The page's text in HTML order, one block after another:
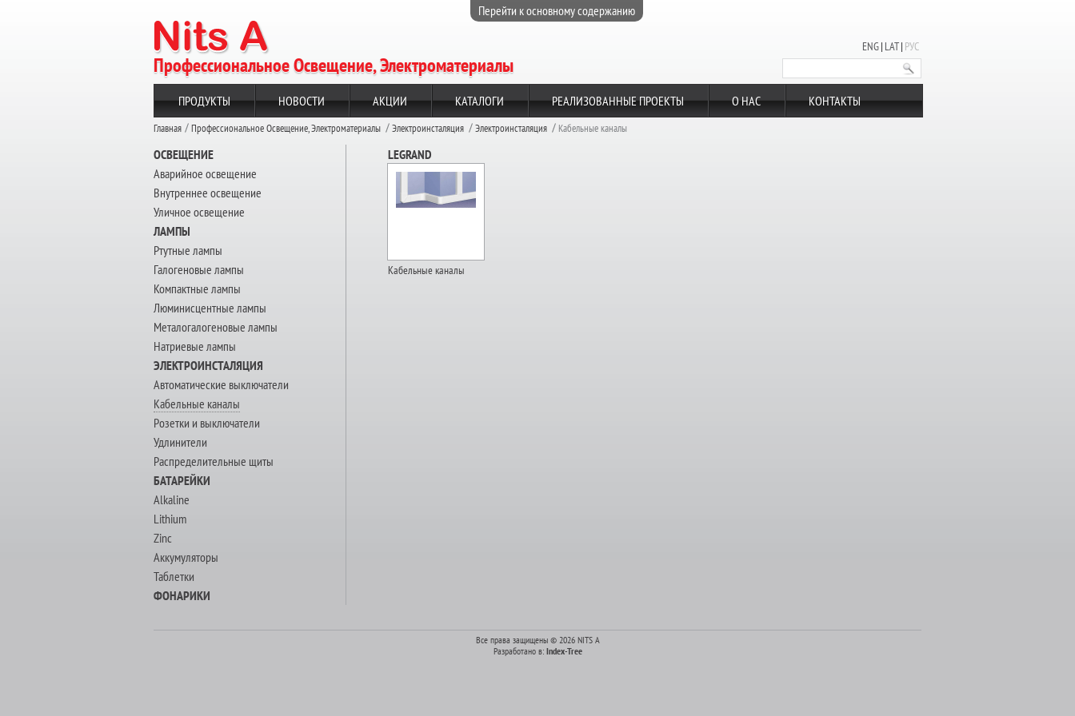
Перейти к основному содержанию
Профессиональное Освещение, Электроматериалы
ENG LAT РУС
ПРОДУКТЫ НОВОСТИ АКЦИИ КАТАЛОГИ РЕАЛИЗОВАННЫЕ ПРОЕКТЫ О НАС КОНТАКТЫ
Главная Профессиональное Освещение, Электроматериалы Электроинсталяция Электроинсталяция Кабельные каналы
ОСВЕЩЕНИЕ
Аварийное освещение
Внутреннее освещение
Уличное освещение
ЛАМПЫ
Ртутные лампы
Галогеновые лампы
Компактные лампы
Люминисцентные лампы
Металогалогеновые лампы
Натриевые лампы
ЭЛЕКТРОИНСТАЛЯЦИЯ
Автоматические выключатели
Кабельные каналы
Розетки и выключатели
Удлинители
Распределительные щиты
БАТАРЕЙКИ
Alkaline
Lithium
Zinc
Аккумуляторы
Таблетки
ФОНАРИКИ
LEGRAND
Кабельные каналы
Все права защищены © 2026 NITS A
Разработано в: Index-Tree